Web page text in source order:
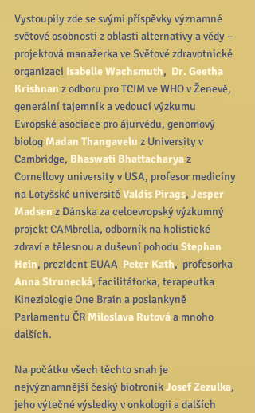
Vystoupily zde se svými příspěvky významné
světové osobnosti z oblasti alternativy a vědy –
projektová manažerka ve Světové zdravotnické
organizaci Isabelle Wachsmuth, Dr. Geetha
Krishnan z odboru pro TCIM ve WHO v Ženevě,
generální tajemník a vedoucí výzkumu
Evropské asociace pro ájurvédu, genomový
biolog Madan Thangavelu z University v
Cambridge, Bhaswati Bhattacharya z
Cornellovy university v USA, profesor medicíny
na Lotyšské universitě Valdis Pirags, Jesper
Madsen z Dánska za celoevropský výzkumný
projekt CAMbrella, odborník na holistické
zdraví a tělesnou a duševní pohodu Stephan
Hein, prezident EUAA Peter Kath,  profesorka
Anna Strunecká, facilitátorka, terapeutka
Kineziologie One Brain a poslankyně
Parlamentu ČR Miloslava Rutová a mnoho
dalších.
Na počátku všech těchto snah je
nejvýznamnější český biotronik Josef Zezulka,
jeho výtečné výsledky v onkologii a dalších